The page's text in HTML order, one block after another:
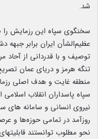
شد.
سخنگوی سپاه این رزمایش
عظیم‌الشأن ایران برابر جبهه
توصیف و با قدردانی از آحاد
تنگه هرمز و دریای عمان
منطقه غایت و هدف اصلی
سپاه پاسداران انقلاب
نیروی انسانی و سامانه های
روزآمد در تمامی حوزه‌ها و
نحو مطلوب توانستند